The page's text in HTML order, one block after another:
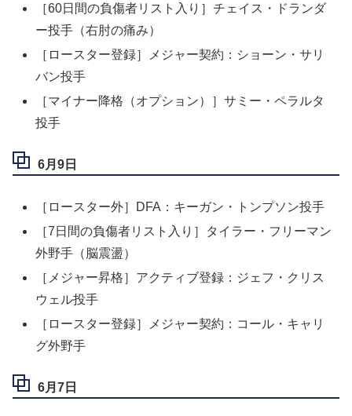
［60日間の負傷者リスト入り］チェイス・ドランダ
ー投手（右肘の痛み）
［ロースター登録］メジャー契約：ショーン・サリ
バン投手
［マイナー降格（オプション）］サミー・ペラルタ
投手
6月9日
［ロースター外］DFA：キーガン・トンプソン投手
［7日間の負傷者リスト入り］タイラー・フリーマン
外野手（脳震盪）
［メジャー昇格］アクティブ登録：ジェフ・クリス
ウェル投手
［ロースター登録］メジャー契約：コール・キャリ
グ外野手
6月7日